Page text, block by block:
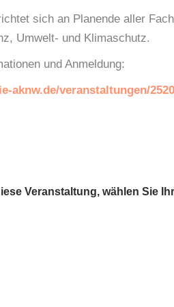
sich an Planende aller
Umwelt- und Klimaschutz.
und Anmeldung:
aknw.de/veranstaltungen/
Veranstaltung, wählen Sie